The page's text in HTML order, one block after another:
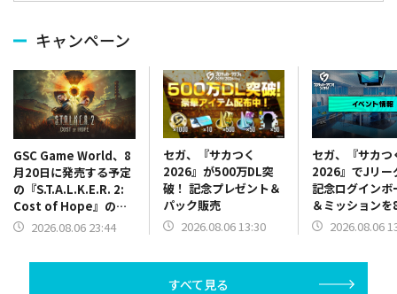
キャンペーン
GSC Game World、8
月20日に発売する予定
の『S.T.A.L.K.E.R. 2:
Cost of Hope』のロ
ケーションを紹介する
2026.08.06 23:44
セガ、『サカつく
2026』が500万DL突
破！ 記念プレゼント＆
パック販売
2026.08.06 13:30
セガ、『サカつ
2026』でJリー
記念ログインボ
＆ミッション
13時より開催
2026.08.06
すべて見る